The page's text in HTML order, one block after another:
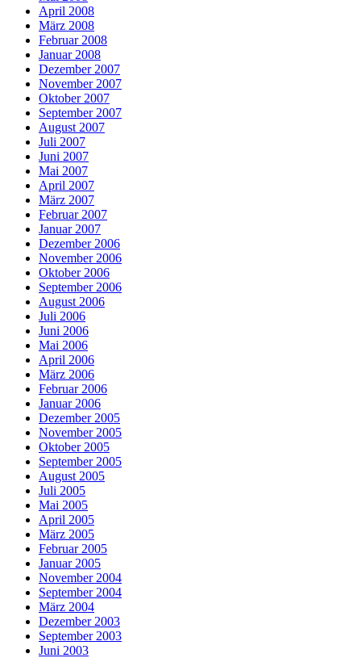
April 2008
März 2008
Februar 2008
Januar 2008
Dezember 2007
November 2007
Oktober 2007
September 2007
August 2007
Juli 2007
Juni 2007
Mai 2007
April 2007
März 2007
Februar 2007
Januar 2007
Dezember 2006
November 2006
Oktober 2006
September 2006
August 2006
Juli 2006
Juni 2006
Mai 2006
April 2006
März 2006
Februar 2006
Januar 2006
Dezember 2005
November 2005
Oktober 2005
September 2005
August 2005
Juli 2005
Mai 2005
April 2005
März 2005
Februar 2005
Januar 2005
November 2004
September 2004
März 2004
Dezember 2003
September 2003
Juni 2003